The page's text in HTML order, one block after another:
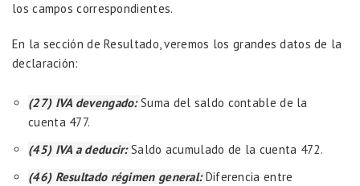
los campos correspondientes.
En la sección de Resultado, veremos los grandes datos de la
declaración:
(27) IVA devengado:Suma del saldo contable de la
cuenta 477.
(45) IVA a deducir:Saldo acumulado de la cuenta 472.
(46) Resultado régimen general:Diferencia entre